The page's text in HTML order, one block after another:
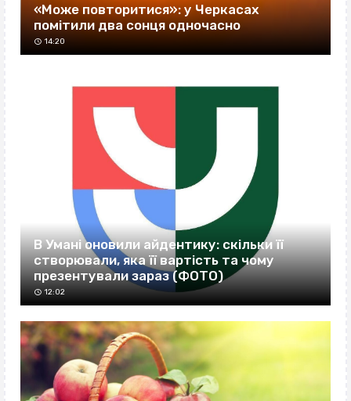
«Може повторитися»: у Черкасах
помітили два сонця одночасно
14:20
В Умані оновили айдентику: скільки її
створювали, яка її вартість та чому
презентували зараз (ФОТО)
12:02